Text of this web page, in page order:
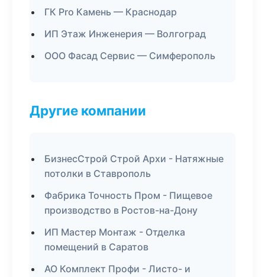
ГК Pro Камень — Краснодар
ИП Этаж Инженерия — Волгоград
ООО Фасад Сервис — Симферополь
Другие компании
БизнесСтрой Строй Архи - Натяжные
потолки в Ставрополь
Фабрика Точность Пром - Пищевое
производство в Ростов-на-Дону
ИП Мастер Монтаж - Отделка
помещений в Саратов
АО Комплект Профи - Листо- и